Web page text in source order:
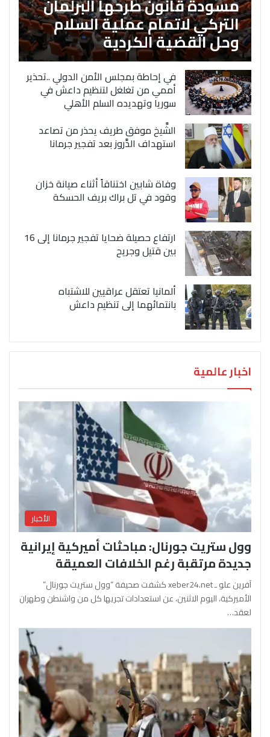
التركي لاتمام عملية السلام
وحل القضية الكردية
في إحاطة بمجلس الأمن الدولي ..تحذير
أممي من تغلغل لتنظيم داعش في
سوريا وتهديده السلم الأهلي
الشَّيخ موفق طريف يحذر من تصاعد
استهداف الدَّروز بعد تفجير جرمانا
وفاة شابين اختناقاً أثناء صيانة خزان
وقود في تل براك بريف الحسكة
ارتفاع حصيلة ضحايا تفجير جرمانا إلى 16
بين قتيل وجريح
ألمانيا تعتقل عراقيين للاشتباه
بانتمائهما إلى تنظيم داعش
اخبار عالمية
الأخبار
وول ستريت جورنال: مباحثات أميركية إيرانية
جديدة مرتقبة رغم الخلافات العميقة
آفرين علو ـ xeber24.net كشفت صحيفة “وول ستريت جورنال”
الأميركية، اليوم الاثنين، عن استعدادات تجريها كل من واشنطن وطهران
لعقد…